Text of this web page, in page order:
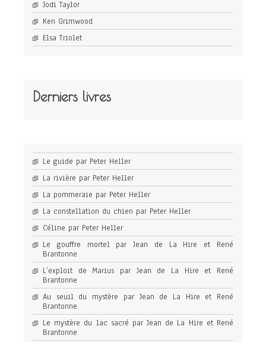
Jodi Taylor
Ken Grimwood
Elsa Triolet
Derniers livres
Le guide par Peter Heller
La rivière par Peter Heller
La pommeraie par Peter Heller
La constellation du chien par Peter Heller
Céline par Peter Heller
Le gouffre mortel par Jean de La Hire et René
Brantonne
L’exploit de Marius par Jean de La Hire et René
Brantonne
Au seuil du mystère par Jean de La Hire et René
Brantonne
Le mystère du lac sacré par Jean de La Hire et René
Brantonne